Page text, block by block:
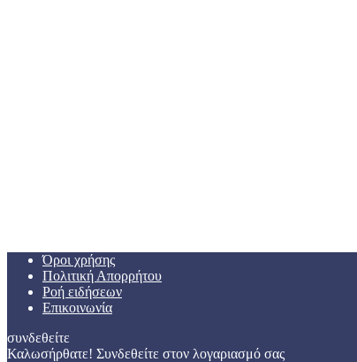
Όροι χρήσης
Πολιτική Απορρήτου
Ροή ειδήσεων
Επικοινωνία
συνδεθείτε
Καλωσήρθατε! Συνδεθείτε στον λογαριασμό σας